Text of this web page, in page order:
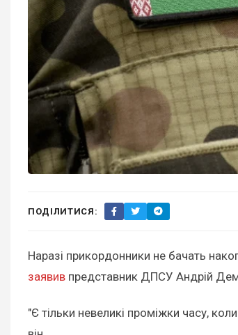
ПОДІЛИТИСЯ:
Наразі прикордонники не бачать
заявив представник ДПСУ Андрій
"Є тільки невеликі проміжки часу,